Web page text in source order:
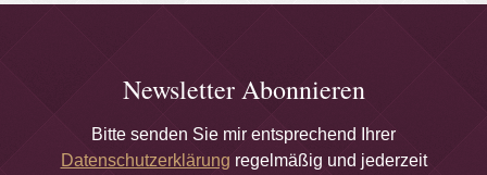
Newsletter Abonnieren
Bitte senden Sie mir entsprechend Ihrer
Datenschutzerklärung regelmäßig und jederzeit